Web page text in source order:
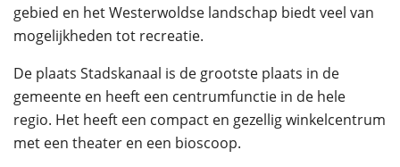
gebied en het Westerwoldse landschap biedt veel van
mogelijkheden tot recreatie.
De plaats Stadskanaal is de grootste plaats in de
gemeente en heeft een centrumfunctie in de hele
regio. Het heeft een compact en gezellig winkelcentrum
met een theater en een bioscoop.